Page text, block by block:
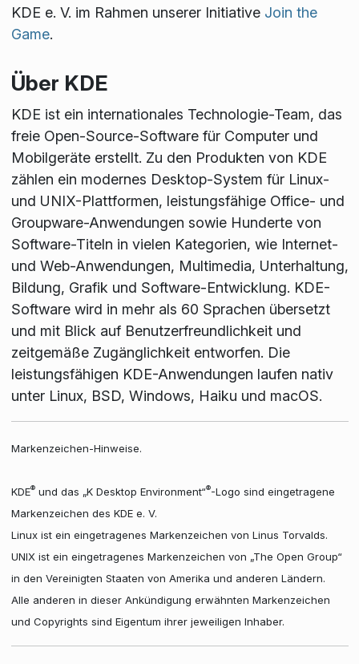
KDE e. V. im Rahmen unserer Initiative Join the
Game.
Über KDE
KDE ist ein internationales Technologie-Team, das
freie Open-Source-Software für Computer und
Mobilgeräte erstellt. Zu den Produkten von KDE
zählen ein modernes Desktop-System für Linux-
und UNIX-Plattformen, leistungsfähige Office- und
Groupware-Anwendungen sowie Hunderte von
Software-Titeln in vielen Kategorien, wie Internet-
und Web-Anwendungen, Multimedia, Unterhaltung,
Bildung, Grafik und Software-Entwicklung. KDE-
Software wird in mehr als 60 Sprachen übersetzt
und mit Blick auf Benutzerfreundlichkeit und
zeitgemäße Zugänglichkeit entworfen. Die
leistungsfähigen KDE-Anwendungen laufen nativ
unter Linux, BSD, Windows, Haiku und macOS.
Markenzeichen-Hinweise.
KDE®und das „K Desktop Environment“®-Logo sind eingetragene
Markenzeichen des KDE e. V.
Linux ist ein eingetragenes Markenzeichen von Linus Torvalds.
UNIX ist ein eingetragenes Markenzeichen von „The Open Group“
in den Vereinigten Staaten von Amerika und anderen Ländern.
Alle anderen in dieser Ankündigung erwähnten Markenzeichen
und Copyrights sind Eigentum ihrer jeweiligen Inhaber.